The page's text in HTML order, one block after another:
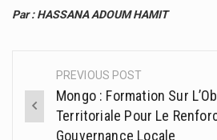
Par : HASSANA ADOUM HAMIT
Post
navigation
PREVIOUS POST
Mongo : Formation Sur
Territoriale Pour Le
Gouvernance Locale